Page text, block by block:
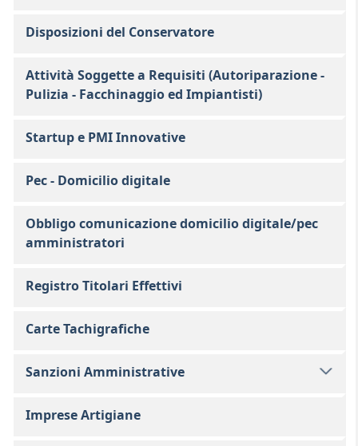
Disposizioni del Conservatore
Attività Soggette a Requisiti (Autoriparazione -
Pulizia - Facchinaggio ed Impiantisti)
Startup e PMI Innovative
Pec - Domicilio digitale
Obbligo comunicazione domicilio digitale/pec
amministratori
Registro Titolari Effettivi
Carte Tachigrafiche
Sanzioni Amministrative
Imprese Artigiane